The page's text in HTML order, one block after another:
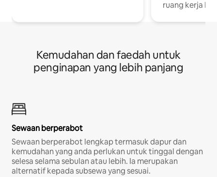
ruang kerja
Kemudahan dan faedah untuk
penginapan yang lebih panjang
Sewaan berperabot
Sewaan berperabot lengkap termasuk dapur dan
kemudahan yang anda perlukan untuk tinggal dengan
selesa selama sebulan atau lebih. Ia merupakan
alternatif kepada subsewa yang sesuai.